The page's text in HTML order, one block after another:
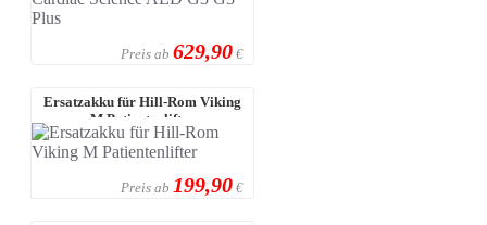
Preis ab 629,90 €
Ersatzakku für Hill-Rom Viking
M Patientenlifter
Preis ab 199,90 €